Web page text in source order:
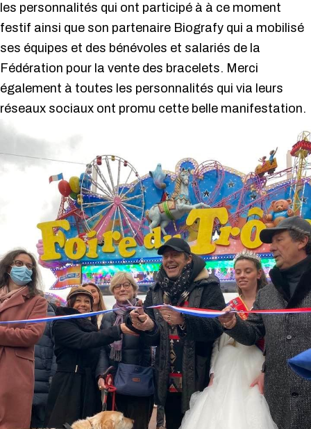
les personnalités qui ont participé à à ce moment
festif ainsi que son partenaire Biografy qui a mobilisé
ses équipes et des bénévoles et salariés de la
Fédération pour la vente des bracelets. Merci
également à toutes les personnalités qui via leurs
réseaux sociaux ont promu cette belle manifestation.